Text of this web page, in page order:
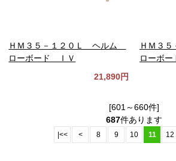
ＨＭ３５－１２０Ｌ ヘルム
ローボード ＩＶ
21,890円
ＨＭ３
ローボ
[601～660件]
687件あります
|<< < 8 9 10 11 12